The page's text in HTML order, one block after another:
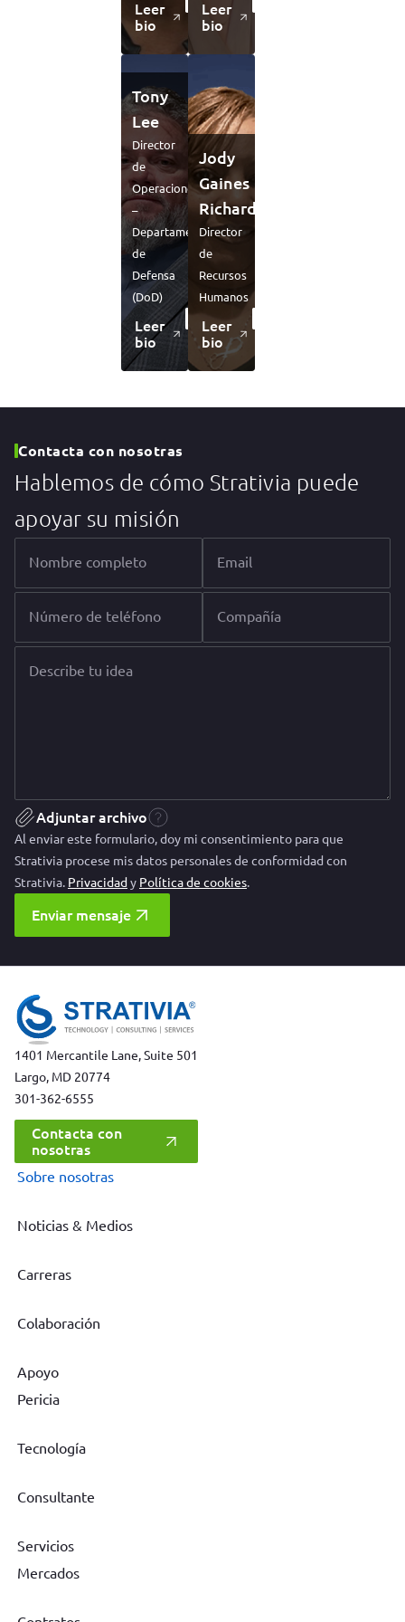
Leer
bio
Leer
bio
Tony
Lee
Director
de
Operaciones
–
Departamento
de
Defensa
(DoD)
Leer
bio
Jody
Gaines
Richardson
Director
de
Recursos
Humanos
Leer
bio
Contacta con nosotras
Hablemos de cómo Strativia puede
apoyar su misión
Nombre completo Email
Número de teléfono Compañía
Describe tu idea
Adjuntar archivo
Al enviar este formulario, doy mi consentimiento para que
Strativia procese mis datos personales de conformidad con
Strativia. Privacidad y Política de cookies.
Enviar mensaje
1401 Mercantile Lane, Suite 501
Largo, MD 20774
301-362-6555
Contacta con
nosotras
Sobre nosotras
Noticias & Medios
Carreras
Colaboración
Apoyo
Pericia
Tecnología
Consultante
Servicios
Mercados